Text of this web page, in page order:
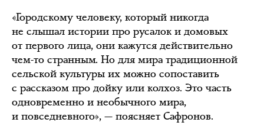
«Городскому человеку, который никогда
не слышал истории про русалок и домовых
от первого лица, они кажутся действительно
чем-то странным. Но для мира традиционной
сельской культуры их можно сопоставить
с рассказом про дойку или колхоз. Это часть
одновременно и необычного мира,
и повседневного», — поясняет Сафронов.